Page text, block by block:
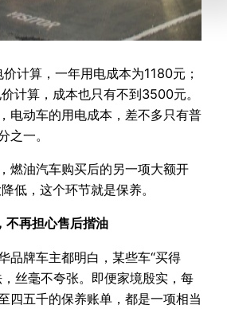
计算，一年用电成本为1180元；
计算，成本也只有不到3500元。
电动车的用电成本，差不多只有普
之一。
燃油汽车购买后的另一项大额开
低，这个环节就是保养。
不再担心售后揩油
品牌车主都明白，某些车“买得
丝毫不夸张。即便家境殷实，每
四五千的保养账单，都是一项相当